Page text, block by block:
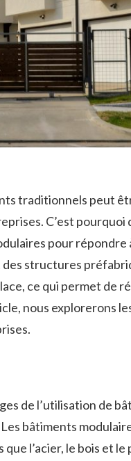
traditionnels peut
C’est pourquoi
pour répondre
structures
ce qui permet de
nous explorerons
de l’utilisation de
bâtiments
l’acier, le bois et